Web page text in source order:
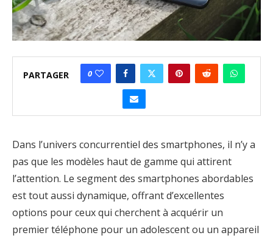
PARTAGER 0
Dans l’univers concurrentiel des smartphones, il n’y a
pas que les modèles haut de gamme qui attirent
l’attention. Le segment des smartphones abordables
est tout aussi dynamique, offrant d’excellentes
options pour ceux qui cherchent à acquérir un
premier téléphone pour un adolescent ou un appareil